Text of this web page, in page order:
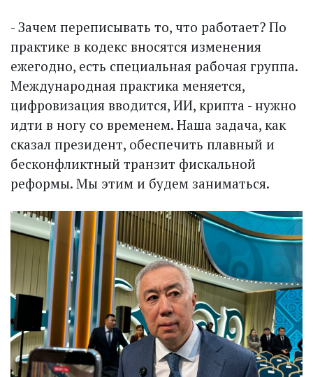
- Зачем переписывать то, что работает? По
практике в кодекс вносятся изменения
ежегодно, есть специальная рабочая группа.
Международная практика меняется,
цифровизация вводится, ИИ, крипта - нужно
идти в ногу со временем. Наша задача, как
сказал президент, обеспечить плавный и
бесконфликтный транзит фискальной
реформы. Мы этим и будем заниматься.